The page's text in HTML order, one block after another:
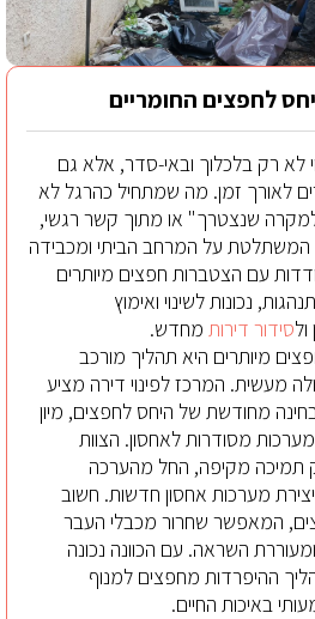
לחפצים החומריים
לא רק בלכלוך ובאי-סדר, אלא גם
לאורך זמן. מה שמתחיל כהרגל לא
שנצטרך" או מתוך קשר רגשי,
המשתלטת על המרחב הביתי ומכבידה
עם הצטברות חפצים מיותרים
נכונות לשינוי ואימוץ
סידור דירות מחדש.
מיותרים היא תהליך מורכב
מעשית. המרכז לפינוי דירה מציע
מחודשת של היחס לחפצים, מיון
מסודרות לאחסון. הצוות
תמיכה מקיפה, החל מהערכה
מערכות אחסון חדשות. חשוב
המאפשר שחרור מכבלי העבר
השראה. עם הכוונה נכונה
ההיפרדות מחפצים למנוף
באיכות החיים.